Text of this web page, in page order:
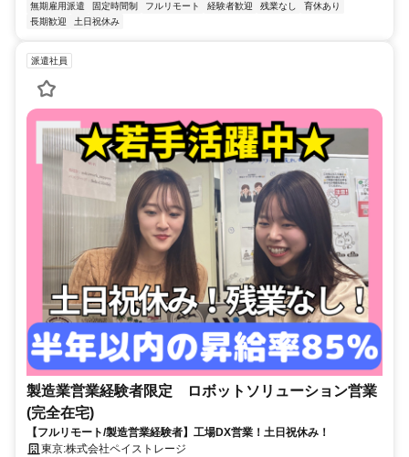
無期雇用派遣 固定時間制 フルリモート 経験者歓迎 残業なし
育休あり
長期歓迎
土日祝休み
派遣社員
製造業営業経験者限定 ロボットソリューション営業
(完全在宅)
【フルリモート/製造営業経験者】工場DX営業！土日祝休み！
東京:株式会社ペイストレージ